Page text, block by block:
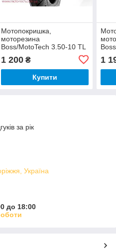
Мотопокришка,
моторезина
Boss/MotoTech 3.50-10 TL
Понедоріжжня) Mototech
1 200₴
Купити
1
за рік
Україна
до 18:00